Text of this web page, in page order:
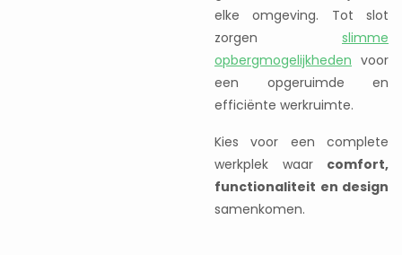
elke omgeving. Tot slot
zorgen slimme
opbergmogelijkheden voor
een opgeruimde en
efficiënte werkruimte.
Kies voor een complete
werkplek waar comfort,
functionaliteit en design
samenkomen.